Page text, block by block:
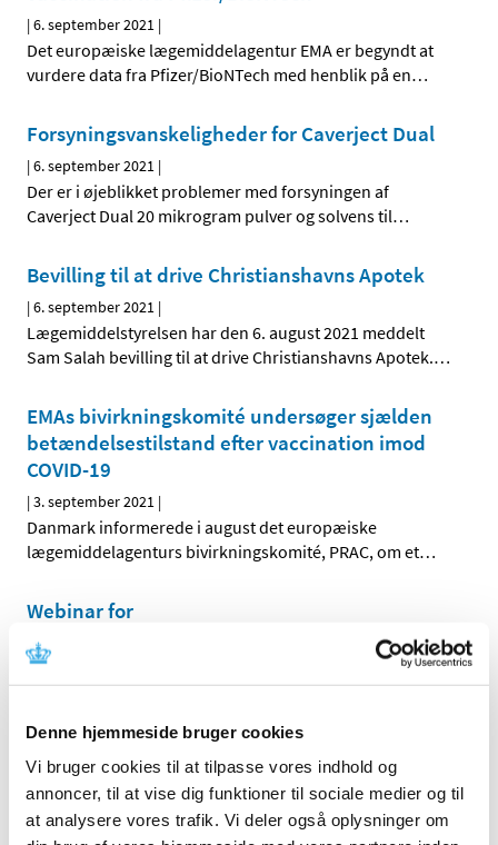
Denne hjemmeside bruger cookies
Vi bruger cookies til at tilpasse vores indhold og
annoncer, til at vise dig funktioner til sociale medier og til
at analysere vores trafik. Vi deler også oplysninger om
|6. september 2021 |
Det europæiske lægemiddelagentur EMA er begyndt at
vurdere data fra Pfizer/BioNTech med henblik på en…
Forsyningsvanskeligheder for Caverject Dual
|6. september 2021 |
Der er i øjeblikket problemer med forsyningen af
Caverject Dual 20 mikrogram pulver og solvens til…
Bevilling til at drive Christianshavns Apotek
|6. september 2021 |
Lægemiddelstyrelsen har den 6. august 2021 meddelt
Sam Salah bevilling til at drive Christianshavns Apotek.…
EMAs bivirkningskomité undersøger sjælden
betændelsestilstand efter vaccination imod
COVID-19
|3. september 2021 |
Danmark informerede i august det europæiske
lægemiddelagenturs bivirkningskomité, PRAC, om et…
Webinar for
markedsføringstilladelsesindehavere om den
kommende Veterinærforordning
Som forberedelse til den kommende
Veterinærforordning og Produktdatabase afholder
Status på behandlede indberetninger om
formodede bivirkninger ved Spikevax